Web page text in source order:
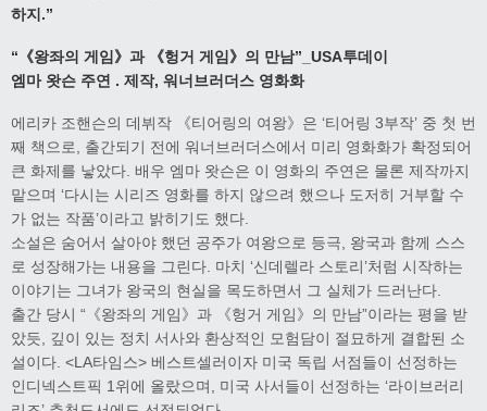
하지 .”
“ 《왕좌의 게임 》 과 《헝거 게임 》 의 만남”_USA투데이
엠마 왓슨 주연 . 제작, 워너브러더스 영화화
에리카 조핸슨의 데뷔작 《티어링의 여왕》은 ‘티어링 3부작’ 중 첫 번
째 책으로, 출간되기 전에 워너브러더스에서 미리 영화화가 확정되어
큰 화제를 낳았다. 배우 엠마 왓슨은 이 영화의 주연은 물론 제작까지
맡으며 ‘다시는 시리즈 영화를 하지 않으려 했으나 도저히 거부할 수
가 없는 작품’이라고 밝히기도 했다.
소설은 숨어서 살아야 했던 공주가 여왕으로 등극, 왕국과 함께 스스
로 성장해가는 내용을 그린다. 마치 ‘신데렐라 스토리’처럼 시작하는
이야기는 그녀가 왕국의 현실을 목도하면서 그 실체가 드러난다.
출간 당시 “《왕좌의 게임》과 《헝거 게임》의 만남”이라는 평을 받
았듯, 깊이 있는 정치 서사와 환상적인 모험담이 절묘하게 결합된 소
설이다. <LA타임스> 베스트셀러이자 미국 독립 서점들이 선정하는
인디넥스트픽 1위에 올랐으며, 미국 사서들이 선정하는 ‘라이브러리